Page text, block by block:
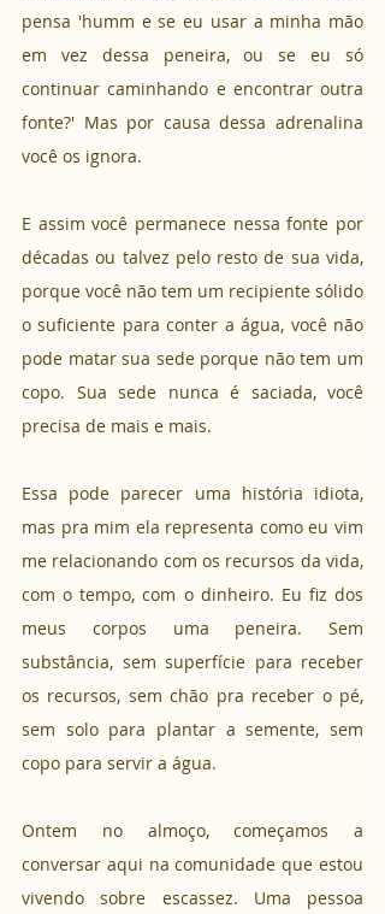
pensa 'humm e se eu usar a minha mão
em vez dessa peneira, ou se eu só
continuar caminhando e encontrar outra
fonte?' Mas por causa dessa adrenalina
você os ignora.
E assim você permanece nessa fonte por
décadas ou talvez pelo resto de sua vida,
porque você não tem um recipiente sólido
o suficiente para conter a água, você não
pode matar sua sede porque não tem um
copo. Sua sede nunca é saciada, você
precisa de mais e mais.
Essa pode parecer uma história idiota,
mas pra mim ela representa como eu vim
me relacionando com os recursos da vida,
com o tempo, com o dinheiro. Eu fiz dos
meus corpos uma peneira. Sem
substância, sem superfície para receber
os recursos, sem chão pra receber o pé,
sem solo para plantar a semente, sem
copo para servir a água.
Ontem no almoço, começamos a
conversar aqui na comunidade que estou
vivendo sobre escassez. Uma pessoa